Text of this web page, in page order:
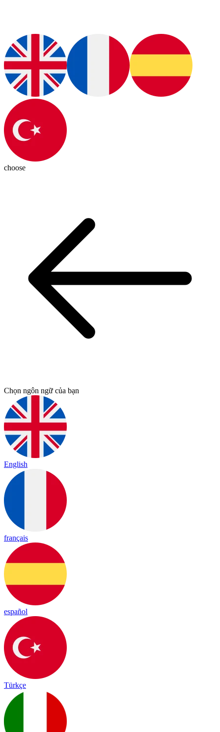
choose
Chọn ngôn ngữ của bạn
English
français
español
Türkçe